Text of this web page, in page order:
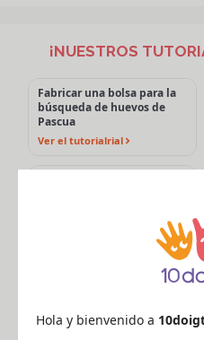
¡NUESTROS
Fabricar una bolsa para la
búsqueda de huevos de
Pascua
Ver el tutorialrial
Hola y bienvenido a